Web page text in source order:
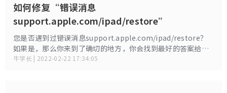
如何修复“错误消息
support.apple.com/ipad/restore”
您是否遇到过错误消息support.apple.com/ipad/restore？
如果是，那么你来到了确切的地方，你会找到最好的答案给你
这个问题。如果您遇到“错误消息
牛学长 | 2022-02-22 17:34:05